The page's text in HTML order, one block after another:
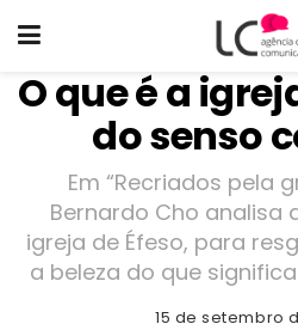
O que é a
do senso
Em “Recriados pela
Bernardo Cho analisa
igreja de Éfeso, para
a beleza do que
15 de setembro